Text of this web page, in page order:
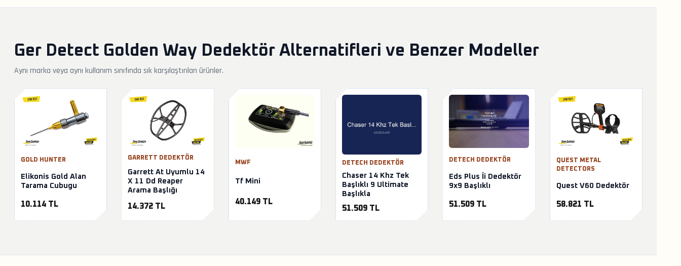
Ger Detect Golden Way Dedektör Alternatifleri ve Benzer Modeller
Aynı marka veya aynı kullanım sınıfında sık karşılaştırılan ürünler.
GOLD HUNTER
Elikonis Gold Alan
Tarama Cubugu
10.114 TL
GARRETT DEDEKTÖR
Garrett At Uyumlu 14
X 11 Dd Reaper
Arama Başlığı
14.372 TL
MWF
Tf Mini
40.149 TL
DETECH DEDEKTÖR
Chaser 14 Khz Tek
Başlıklı 9 Ultimate
Başlıkla
51.509 TL
DETECH DEDEKTÖR
Eds Plus İi Dedektör
9x9 Başlıklı
51.509 TL
QUEST METAL
DETECTORS
Quest V60 Dedektör
58.821 TL